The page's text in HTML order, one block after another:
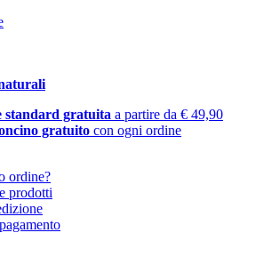
standard gratuita a partire da € 49,90
gratuito con ogni ordine
ordine?
prodotti